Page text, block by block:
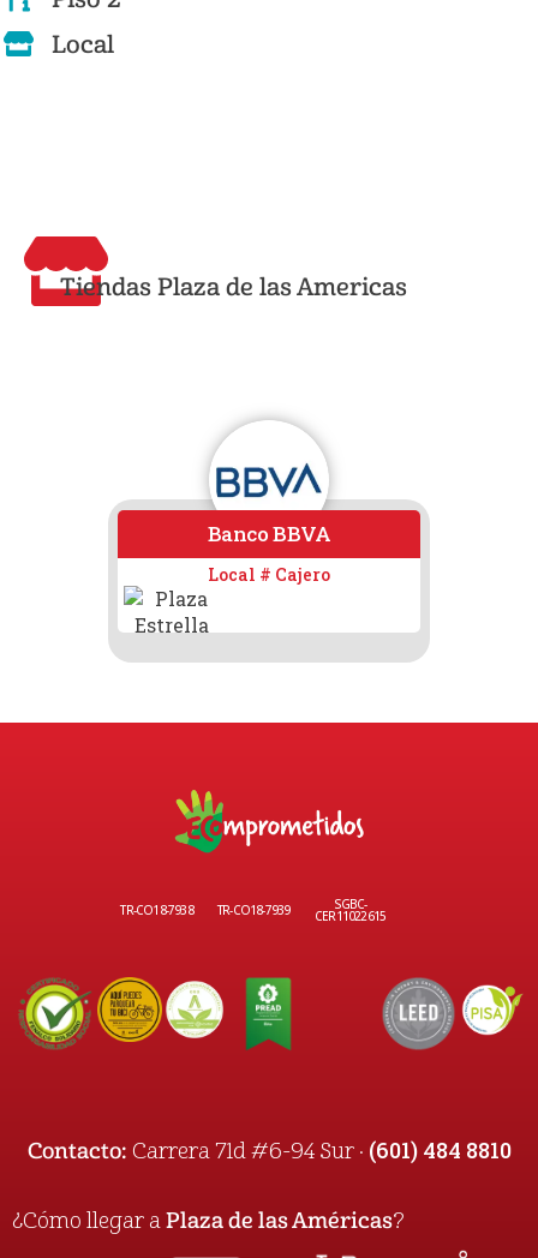
Local
Tiendas Plaza de las Americas
Banco BBVA
Local # Cajero
TR-CO18-7938 TR-CO18-7939 SGBC-
CER11022615
Contacto: Carrera 71d #6-94 Sur · (601) 484 8810
¿Cómo llegar a Plaza de las Américas?